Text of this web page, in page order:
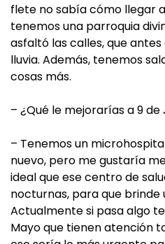
flete no sabía cómo llegar
tenemos una parroquia
asfaltó las calles, que
lluvia. Además, tenemos
cosas más.
– ¿Qué le mejorarías a 9 de
– Tenemos un
nuevo, pero me gustaría
ideal que ese centro de
nocturnas, para que brinde
Actualmente si pasa algo
Mayo que tienen atención